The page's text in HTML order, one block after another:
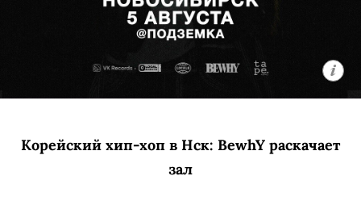
Корейский хип-хоп в Нск: BewhY раскачает
зал